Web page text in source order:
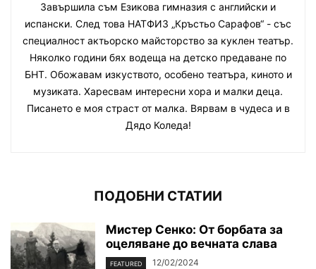
Завършила съм Езикова гимназия с английски и
испански. След това НАТФИЗ „Кръстьо Сарафов“ - със
специалност актьорско майсторство за куклен театър.
Няколко години бях водеща на детско предаване по
БНТ. Обожавам изкуството, особено театъра, киното и
музиката. Харесвам интересни хора и малки деца.
Писането е моя страст от малка. Вярвам в чудеса и в
Дядо Коледа!
ПОДОБНИ СТАТИИ
Мистер Сенко: От борбата за
оцеляване до вечната слава
FEATURED 12/02/2024